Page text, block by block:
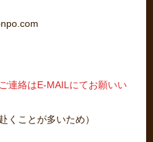
連絡はE-MAILにてお願いい
くことが多いため）